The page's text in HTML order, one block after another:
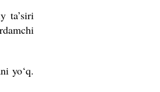
ta’siri
yo‘q.